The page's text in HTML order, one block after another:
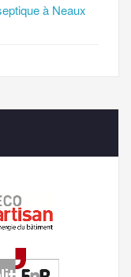
à Neaux